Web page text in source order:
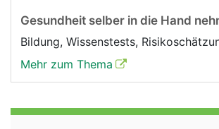
Gesundheit selber in die Hand
Bildung, Wissenstests,
Mehr zum Thema